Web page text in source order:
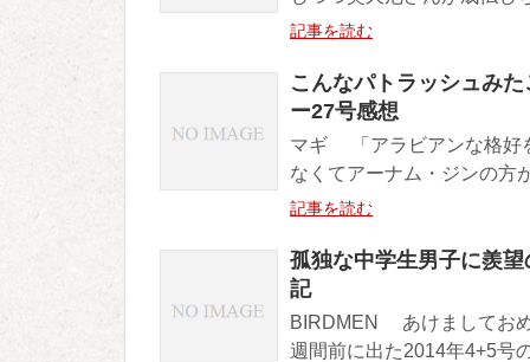
記事を読む
こんなパトラッシュみ
ー27号感想
マギ 「アラビアンな格好
なくてアーナム・ジンの方
記事を読む
孤独な中学生男子に羨
記
BIRDMEN あけましてお
週間前に出た2014年4+5号